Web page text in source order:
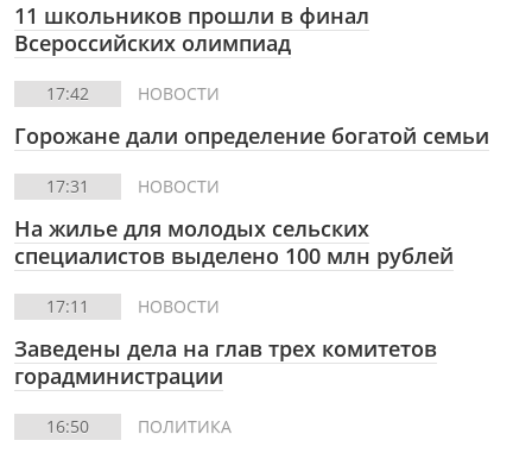
11 школьников прошли в финал
Всероссийских олимпиад
17:42 НОВОСТИ
Горожане дали определение богатой семьи
17:31 НОВОСТИ
На жилье для молодых сельских
специалистов выделено 100 млн рублей
17:11 НОВОСТИ
Заведены дела на глав трех комитетов
горадминистрации
16:50 ПОЛИТИКА